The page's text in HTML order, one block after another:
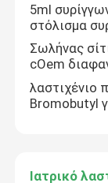
5ml
στόλισμα
Σωλήνας
cOem
λαστιχένιο
Bromobutyl
Ιατρικό